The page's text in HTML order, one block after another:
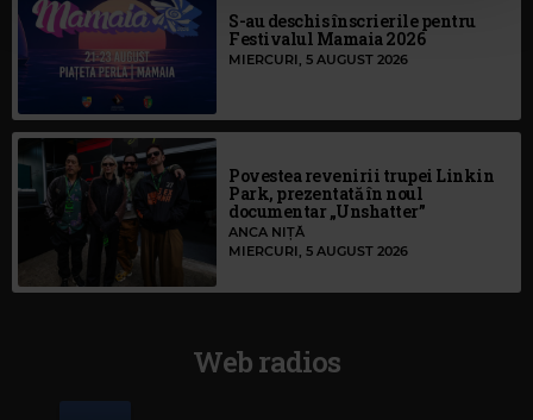
S-au deschis înscrierile pentru
Festivalul Mamaia 2026
MIERCURI, 5 AUGUST 2026
Povestea revenirii trupei Linkin
Park, prezentată în noul
documentar „Unshatter”
ANCA NIȚĂ
MIERCURI, 5 AUGUST 2026
Web radios